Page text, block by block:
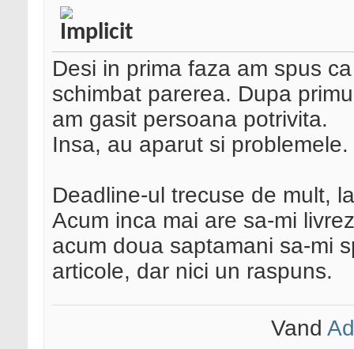
Desi in prima faza am spus
schimbat parerea. Dupa
am gasit persoana potrivita.
Insa, au aparut si problemele.
Deadline-ul trecuse de mult,
Acum inca mai are sa-mi
acum doua saptamani sa-mi
articole, dar nici un raspuns.
Vand